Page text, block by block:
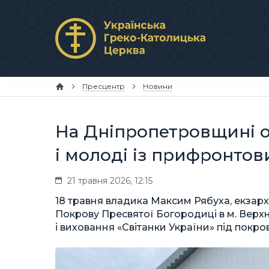
Пресцентр Новини
На Дніпропетровщині
і молоді із
21 травня 2026, 12:15
18 травня владика Максим Рябуха,
Покрову Пресвятої Богородиці в м.
і виховання «Світанки України» під